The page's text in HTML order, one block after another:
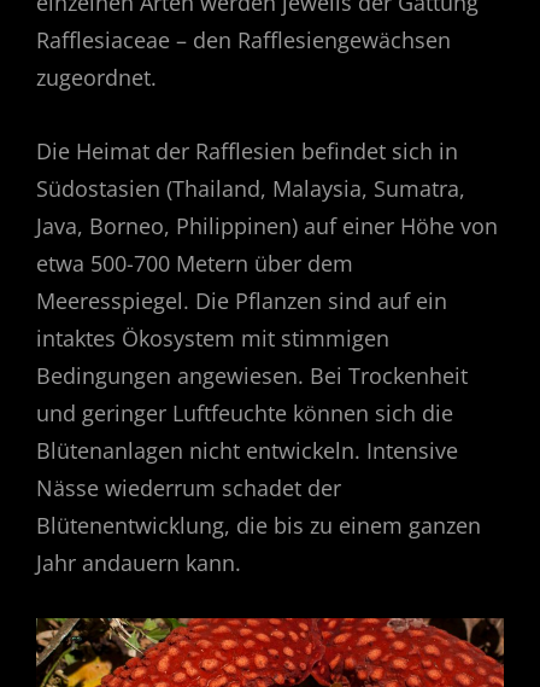
Rafflesiaceae – den Rafflesiengewächsen
zugeordnet.
Die Heimat der Rafflesien befindet sich in
Südostasien (Thailand, Malaysia, Sumatra,
Java, Borneo, Philippinen) auf einer Höhe von
etwa 500-700 Metern über dem
Meeresspiegel. Die Pflanzen sind auf ein
intaktes Ökosystem mit stimmigen
Bedingungen angewiesen. Bei Trockenheit
und geringer Luftfeuchte können sich die
Blütenanlagen nicht entwickeln. Intensive
Nässe wiederrum schadet der
Blütenentwicklung, die bis zu einem ganzen
Jahr andauern kann.